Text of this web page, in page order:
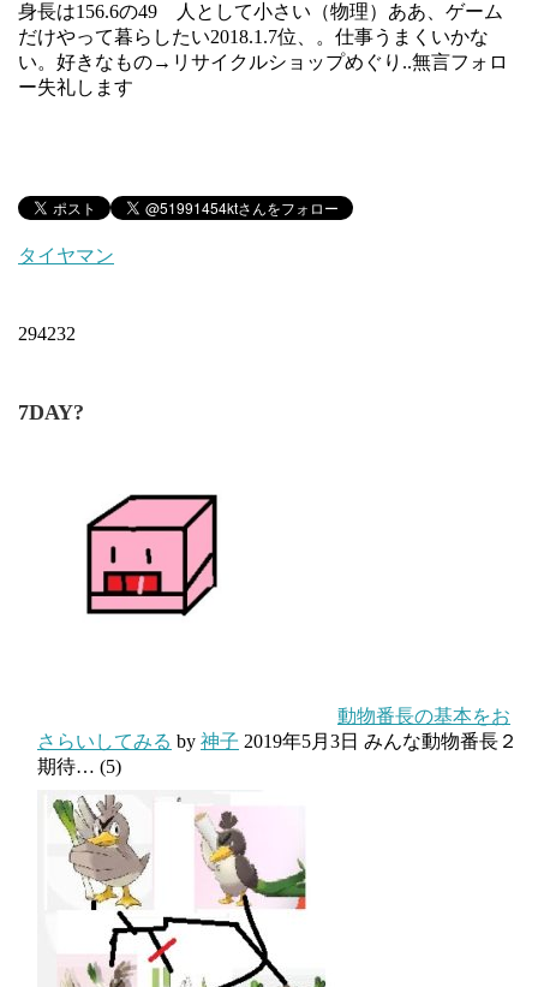
身長は156.6の49 人として小さい（物理）ああ、ゲーム
だけやって暮らしたい2018.1.7位、。仕事うまくいかな
い。好きなもの→リサイクルショップめぐり..無言フォロ
ー失礼します
タイヤマン
294232
7DAY?
動物番長の基本をお
さらいしてみる by 神子 2019年5月3日 みんな動物番長２
期待… (5)